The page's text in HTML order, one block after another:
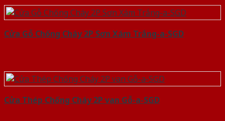
Cửa Gỗ Chống Cháy 2P Sơn Xám Trắng-a-SGD
Cửa Thép Chống Cháy 2P van Gỗ-a-SGD